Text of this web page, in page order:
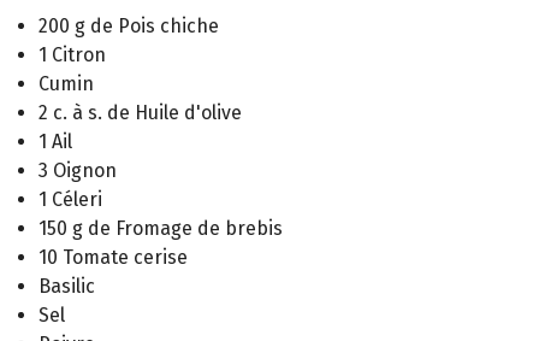
200 g de Pois chiche
1 Citron
Cumin
2 c. à s. de Huile d'olive
1 Ail
3 Oignon
1 Céleri
150 g de Fromage de brebis
10 Tomate cerise
Basilic
Sel